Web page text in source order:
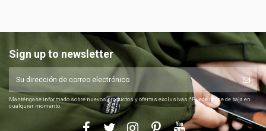
Sign up to newsletter
Manténgase informado sobre nuevos productos y ofertas exclusivas *Puede darse de baja en
cualquier momento.